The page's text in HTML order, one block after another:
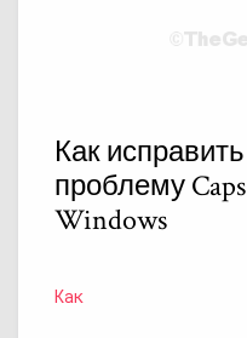
Как
проблему
Windows
Как